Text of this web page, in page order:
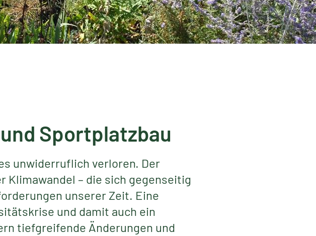
Sportplatzbau
unwiderruflich verloren. Der
– die sich gegenseitig
unserer Zeit. Eine
und damit auch ein
tiefgreifende Änderungen und